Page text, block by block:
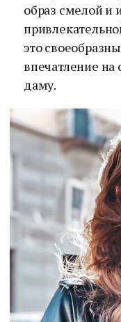
образ смелой и
это
впечатление
даму.